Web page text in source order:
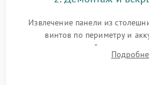
Извлечение панели из
винтов по периметру и
стеклокерамической
сенсорного блока для доступа к